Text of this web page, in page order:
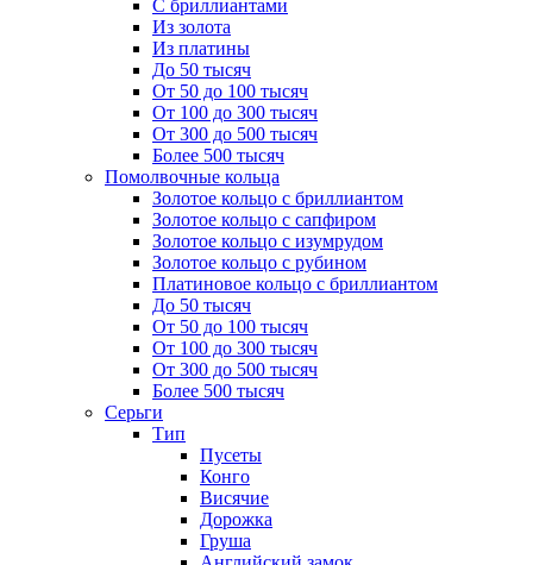
С бриллиантами
Из золота
Из платины
До 50 тысяч
От 50 до 100 тысяч
От 100 до 300 тысяч
От 300 до 500 тысяч
Более 500 тысяч
Помолвочные кольца
Золотое кольцо с бриллиантом
Золотое кольцо с сапфиром
Золотое кольцо с изумрудом
Золотое кольцо с рубином
Платиновое кольцо с бриллиантом
До 50 тысяч
От 50 до 100 тысяч
От 100 до 300 тысяч
От 300 до 500 тысяч
Более 500 тысяч
Серьги
Тип
Пусеты
Конго
Висячие
Дорожка
Груша